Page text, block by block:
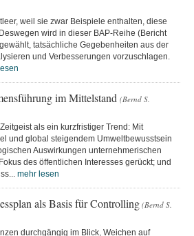
weil sie zwar Beispiele enthalten, diese
wird in dieser BAP-Reihe (Bericht
tatsächliche Gegebenheiten aus der
und Verbesserungen vorzuschlagen.
im Mittelstand (Bernd S.
als ein kurzfristiger Trend: Mit
und global steigendem Umweltbewusstsein
Auswirkungen unternehmerischen
des öffentlichen Interesses gerückt; und
mehr lesen
als Basis für Controlling (Bernd S.
durchgängig im Blick, Weichen auf